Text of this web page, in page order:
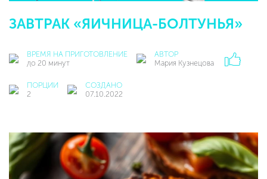
ЗАВТРАК «ЯИЧНИЦА-БОЛТУНЬЯ»
ВРЕМЯ НА ПРИГОТОВЛЕНИЕ
до 20 минут
АВТОР
Мария Кузнецова
ПОРЦИИ
2
СОЗДАНО
07.10.2022